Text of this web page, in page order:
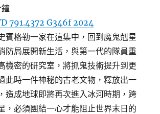
791.4372 G346f 2024
賓格勒一家在這集中，回到魔鬼剋星
防局展開新生活，與第一代的隊員重
機密的研究室，將抓鬼技術提升到更
此時一件神秘的古老文物，釋放出一
造成地球即將再次進入冰河時期，跨
，必須團結一心才能阻止世界末日的